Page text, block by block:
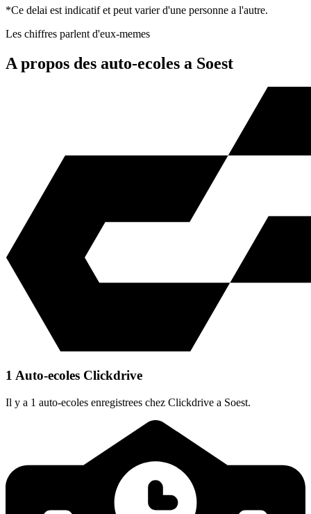
*Ce delai est indicatif et peut varier d'une personne a l'autre.
Les chiffres parlent d'eux-memes
A propos des auto-ecoles a Soest
1 Auto-ecoles Clickdrive
Il y a 1 auto-ecoles enregistrees chez Clickdrive a Soest.